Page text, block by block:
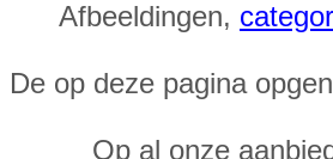
Afbeeldingen,
De op deze pagina
Op al onze